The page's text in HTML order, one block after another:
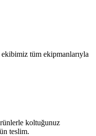
tüm ekipmanlarıyla
koltuğunuz
teslim.